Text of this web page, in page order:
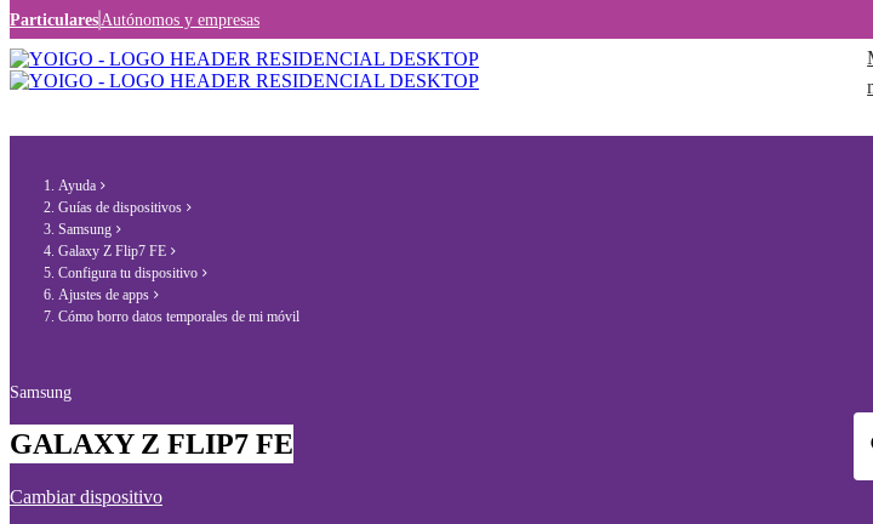
Particulares Autónomos y empresas
Ayuda
Guías de dispositivos
Samsung
Galaxy Z Flip7 FE
Configura tu dispositivo
Ajustes de apps
Cómo borro datos temporales de mi móvil
Samsung
GALAXY Z FLIP7 FE
Cambiar dispositivo